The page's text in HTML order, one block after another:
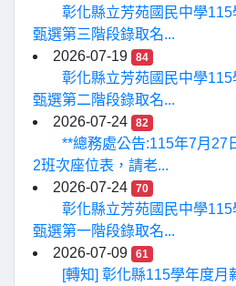
彰化縣立芳苑國民中學
甄選第三階段錄取名...
2026-07-19
84
彰化縣立芳苑國民中學
甄選第二階段錄取名...
2026-07-24
82
**總務處公告:115年7月27
2班次座位表，請老...
2026-07-24
70
彰化縣立芳苑國民中學
甄選第一階段錄取名...
2026-07-09
61
[轉知] 彰化縣115學年度月